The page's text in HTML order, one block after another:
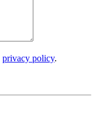
privacy policy.